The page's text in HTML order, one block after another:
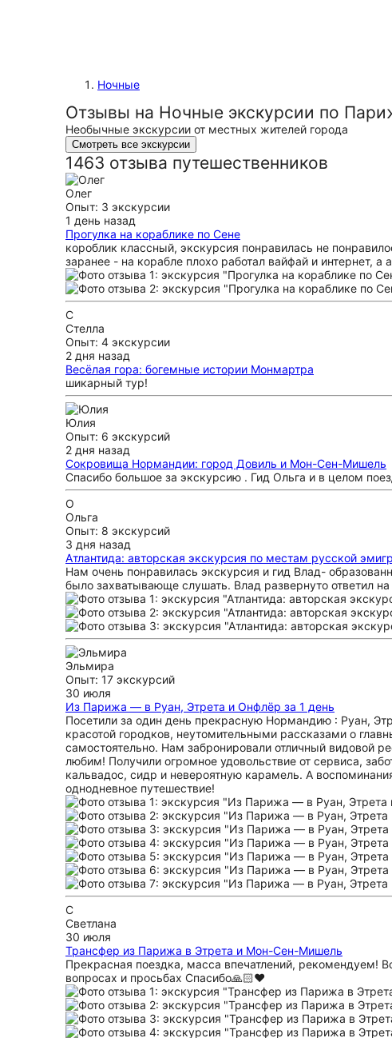
Ночные
Отзывы на Ночные экскурсии по
Необычные экскурсии от местных жителей города
Смотреть все экскурсии
1463 отзыва путешественников
Олег
Опыт: 3 экскурсии
1 день назад
Прогулка на кораблике по Сене
короблик классный, экскурсия понравилась не
заранее - на корабле плохо работал вайфай и интернет,
С
Стелла
Опыт: 4 экскурсии
2 дня назад
Весёлая гора: богемные истории Монмартра
шикарный тур!
Юлия
Опыт: 6 экскурсий
2 дня назад
Сокровища Нормандии: город Довиль и Мон-Сен-Мишель
Спасибо большое за экскурсию . Гид Ольга и в целом
О
Ольга
Опыт: 8 экскурсий
3 дня назад
Атлантида: авторская экскурсия по местам русской
Нам очень понравилась экскурсия и гид Влад-
было захватывающе слушать. Влад развернуто ответил
Эльмира
Опыт: 17 экскурсий
30 июля
Из Парижа — в Руан, Этрета и Онфлёр за 1 день
Посетили за один день прекрасную Нормандию : Руан,
красотой городков, неутомительными рассказами о
самостоятельно. Нам забронировали отличный видовой
любим! Получили огромное удовольствие от сервиса,
кальвадос, сидр и невероятную карамель. А
однодневное путешествие!
С
Светлана
30 июля
Трансфер из Парижа в Этрета и Мон-Сен-Мишель
Прекрасная поездка, масса впечатлений, рекомендуем!
вопросах и просьбах Спасибо🙏🏻❤️